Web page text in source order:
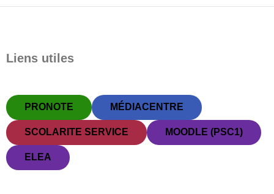
Liens utiles
PRONOTE MÉDIACENTRE
SCOLARITE SERVICE MOODLE (PSC1)
ELEA